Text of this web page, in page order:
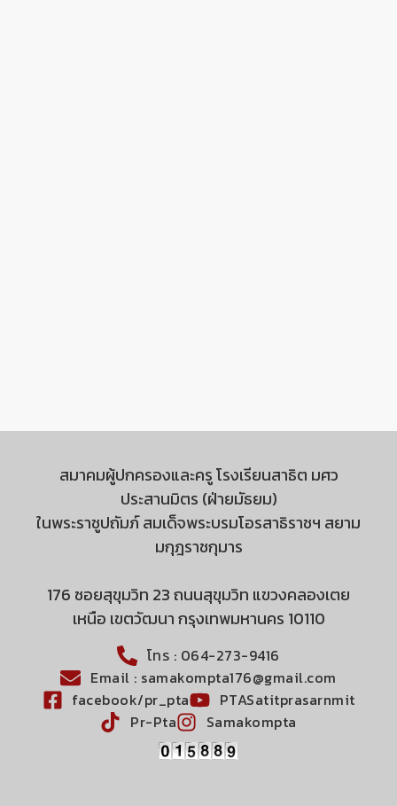
สมาคมผู้ปกครองและครู โรงเรียนสาธิต มศว
ประสานมิตร (ฝ่ายมัธยม)
ในพระราชูปถัมภ์ สมเด็จพระบรมโอรสาธิราชฯ สยาม
มกุฎราชกุมาร
176 ซอยสุขุมวิท 23 ถนนสุขุมวิท แขวงคลองเตย
เหนือ เขตวัฒนา กรุงเทพมหานคร 10110
โทร : 064-273-9416
Email : samakompta176@gmail.com
facebook/pr_pta
PTASatitprasarnmit
Pr-Pta
Samakompta